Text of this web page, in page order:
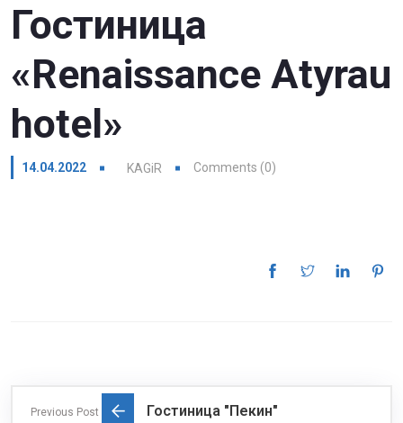
Гостиница
«Renaissance Atyrau
hotel»
14.04.2022 KAGiR Comments (0)
Previous Post Гостиница "Пекин"